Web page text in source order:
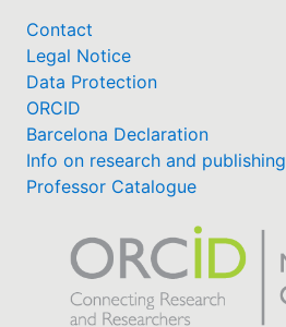
Contact
Legal Notice
Data Protection
ORCID
Barcelona Declaration
Info on research and publishing
Professor Catalogue